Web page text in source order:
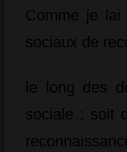
Comme je
sociaux de
le long des
sociale : soit